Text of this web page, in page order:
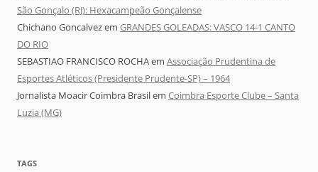
São Gonçalo (RJ): Hexacampeão Gonçalense
Chichano Goncalvezem GRANDES GOLEADAS: VASCO 14-1 CANTO
DO RIO
SEBASTIAO FRANCISCO ROCHAem Associação Prudentina de
Esportes Atléticos (Presidente Prudente-SP) – 1964
Jornalista Moacir Coimbra Brasilem Coimbra Esporte Clube – Santa
Luzia (MG)
TAGS